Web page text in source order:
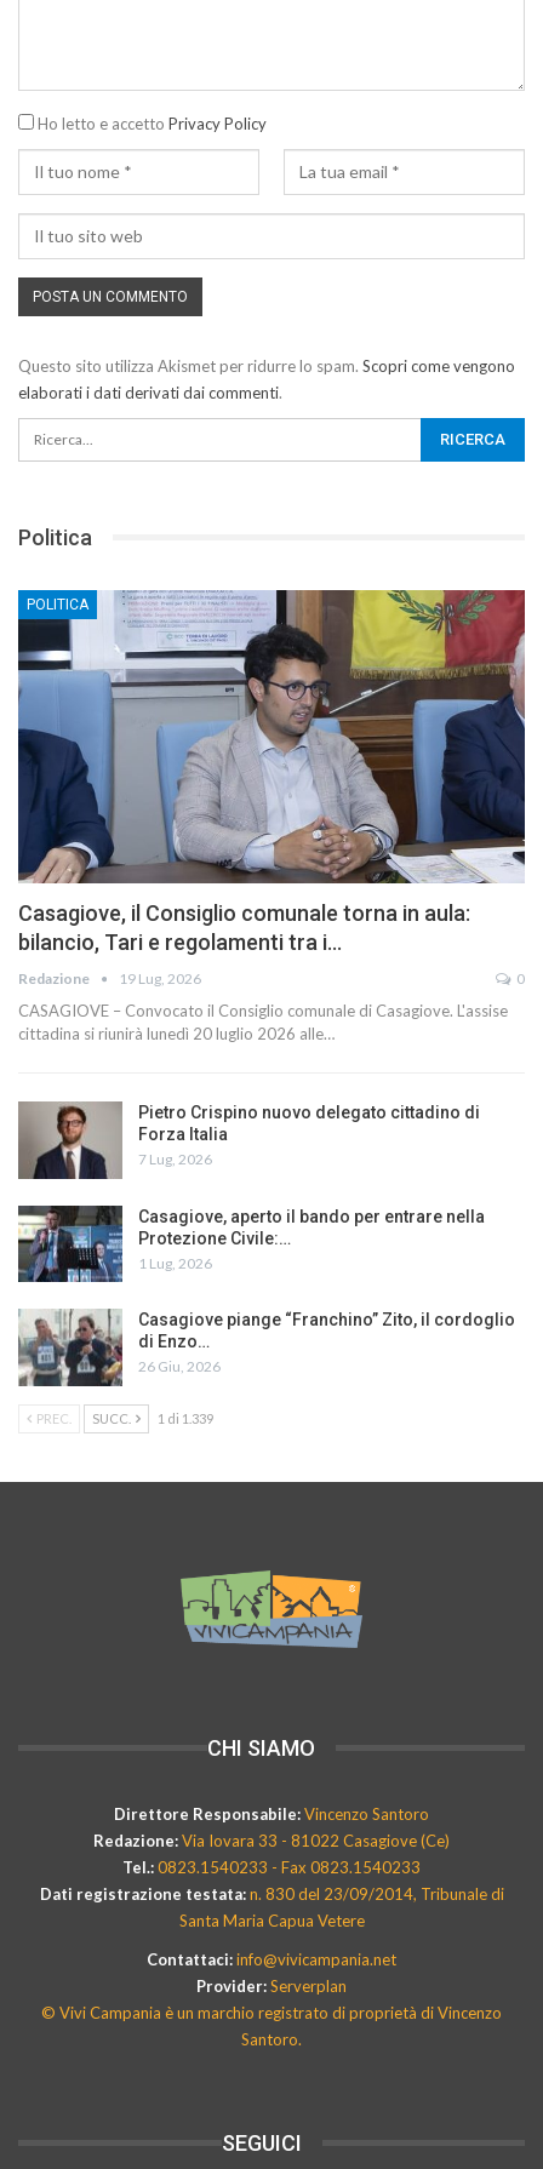
Ho letto e accetto Privacy Policy
Questo sito utilizza Akismet per ridurre lo spam. Scopri come vengono
elaborati i dati derivati dai commenti.
Politica
POLITICA
Casagiove, il Consiglio comunale torna in aula:
bilancio, Tari e regolamenti tra i…
Redazione 19 Lug, 2026 0
CASAGIOVE – Convocato il Consiglio comunale di Casagiove. L'assise
cittadina si riunirà lunedì 20 luglio 2026 alle…
Pietro Crispino nuovo delegato cittadino di
Forza Italia
7 Lug, 2026
Casagiove, aperto il bando per entrare nella
Protezione Civile:…
1 Lug, 2026
Casagiove piange “Franchino” Zito, il cordoglio
di Enzo…
26 Giu, 2026
PREC. SUCC. 1 di 1.339
CHI SIAMO
Direttore Responsabile:Vincenzo Santoro
Redazione:Via Iovara 33 - 81022 Casagiove (Ce)
Tel.:0823.1540233 - Fax 0823.1540233
Dati registrazione testata:n. 830 del 23/09/2014, Tribunale di
Santa Maria Capua Vetere
Contattaci:info@vivicampania.net
Provider:Serverplan
© Vivi Campania è un marchio registrato di proprietà di Vincenzo
Santoro.
SEGUICI